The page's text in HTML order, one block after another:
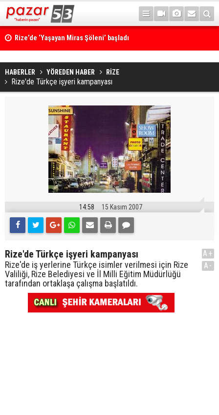
Rize’de ‘Yaşayan Miras Şöleni’ başladı
HABERLER YÖREDEN HABER RİZE
Rize'de Türkçe işyeri kampanyası
14:58 15 Kasım 2007
Rize'de Türkçe işyeri kampanyası
Rize'de iş yerlerine Türkçe isimler verilmesi için Rize
Valiliği, Rize Belediyesi ve İl Milli Eğitim Müdürlüğü
tarafından ortaklaşa çalışma başlatıldı.
A+
A-